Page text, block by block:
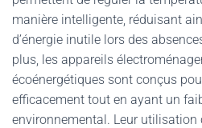
manière intelligente, réduisant
d’énergie inutile lors des
plus, les appareils
écoénergétiques sont conçus
efficacement tout en ayant un
environnemental. Leur utilisation